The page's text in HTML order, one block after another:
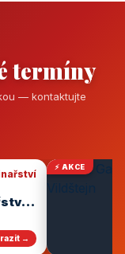
termíny
— kontaktujte
→
⚡ AKCE